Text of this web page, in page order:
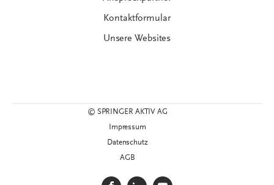
Kontaktformular
Unsere Websites
© SPRINGER AKTIV AG
Impressum
Datenschutz
AGB